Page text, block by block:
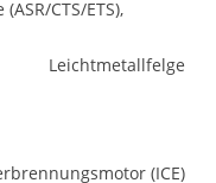
CTS/ETS),
Leichtmetallfelge
(ICE)